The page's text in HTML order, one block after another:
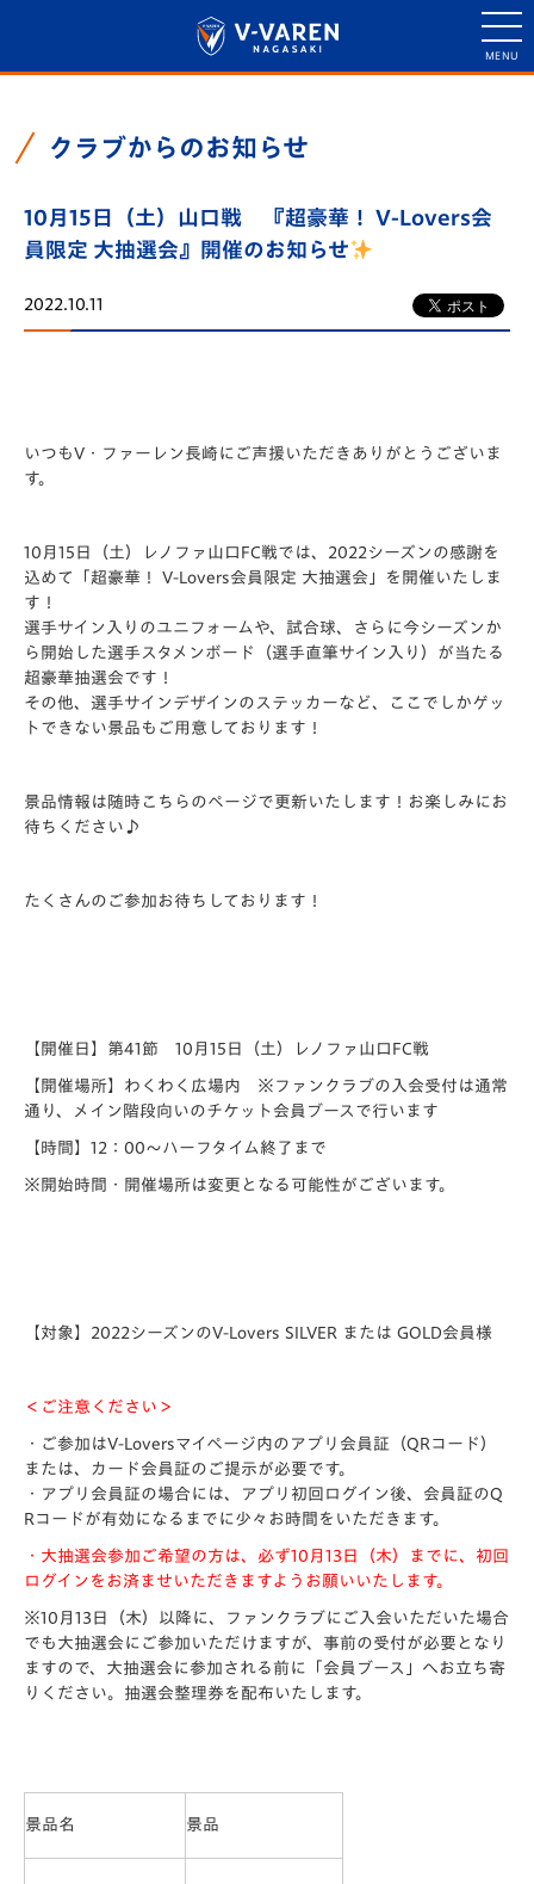
クラブからのお知らせ
10月15日（土）山口戦 『超豪華！ V-Lovers会
員限定 大抽選会』開催のお知らせ
2022.10.11
いつもV・ファーレン長崎にご声援いただきありがとうございま
す。
10月15日（土）レノファ山口FC戦では、2022シーズンの感謝を
込めて「超豪華！ V-Lovers会員限定 大抽選会」を開催いたしま
す！
選手サイン入りのユニフォームや、試合球、さらに今シーズンか
ら開始した選手スタメンボード（選手直筆サイン入り）が当たる
超豪華抽選会です！
その他、選手サインデザインのステッカーなど、ここでしかゲッ
トできない景品もご用意しております！
景品情報は随時こちらのページで更新いたします！お楽しみにお
待ちください♪
たくさんのご参加お待ちしております！
【開催日】第41節 10月15日（土）レノファ山口FC戦
【開催場所】わくわく広場内 ※ファンクラブの入会受付は通常
通り、メイン階段向いのチケット会員ブースで行います
【時間】12：00～ハーフタイム終了まで
※開始時間・開催場所は変更となる可能性がございます。
【対象】 2022シーズンのV-Lovers SILVER または GOLD会員様
＜ご注意ください＞
・ご参加はV-Loversマイページ内のアプリ会員証（QRコード）
または、カード会員証のご提示が必要です。
・アプリ会員証の場合には、アプリ初回ログイン後、会員証のQ
Rコードが有効になるまでに少々お時間をいただきます。
・大抽選会参加ご希望の方は、必ず10月13日（木）までに、初回
ログインをお済ませいただきますようお願いいたします。
※10月13日（木）以降に、ファンクラブにご入会いただいた場合
でも大抽選会にご参加いただけますが、事前の受付が必要となり
ますので、大抽選会に参加される前に「会員ブース」へお立ち寄
りください。抽選会整理券を配布いたします。
景品名 景品